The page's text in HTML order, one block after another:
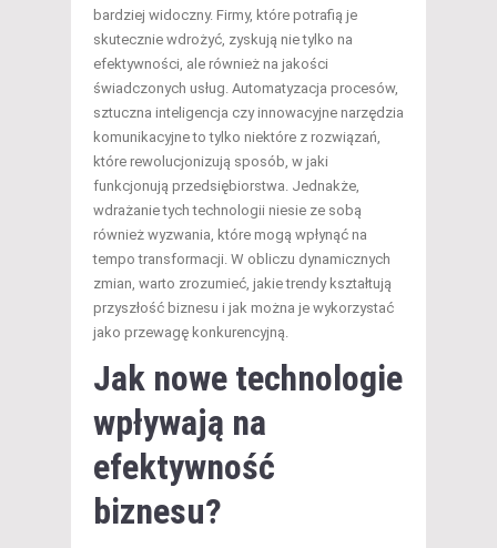
bardziej widoczny. Firmy, które potrafią je
skutecznie wdrożyć, zyskują nie tylko na
efektywności, ale również na jakości
świadczonych usług. Automatyzacja procesów,
sztuczna inteligencja czy innowacyjne narzędzia
komunikacyjne to tylko niektóre z rozwiązań,
które rewolucjonizują sposób, w jaki
funkcjonują przedsiębiorstwa. Jednakże,
wdrażanie tych technologii niesie ze sobą
również wyzwania, które mogą wpłynąć na
tempo transformacji. W obliczu dynamicznych
zmian, warto zrozumieć, jakie trendy kształtują
przyszłość biznesu i jak można je wykorzystać
jako przewagę konkurencyjną.
Jak nowe technologie
wpływają na
efektywność
biznesu?